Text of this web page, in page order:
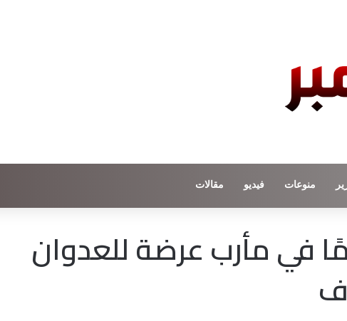
منوعات فيديو مقالات
90 مخيمًا في مأرب عرضة للعدوان